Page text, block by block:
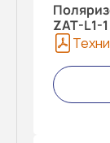
ZAT-L1-